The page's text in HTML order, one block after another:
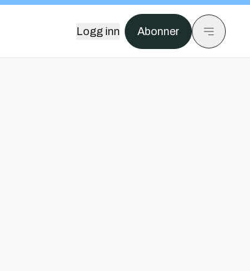
Logg inn Abonner